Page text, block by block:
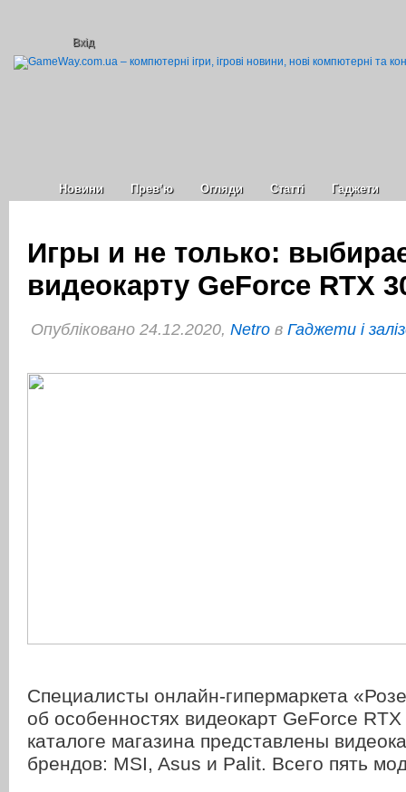
Вхід
Новини Прев’ю Огляди Статті Гаджети
Игры и не только:
видеокарту GeForce RTX
Опубліковано 24.12.2020, Netro в Гаджети і
Специалисты онлайн-гипермаркета
об особенностях видеокарт GeForce
каталоге магазина представлены
брендов: MSI, Asus и Palit. Всего пять